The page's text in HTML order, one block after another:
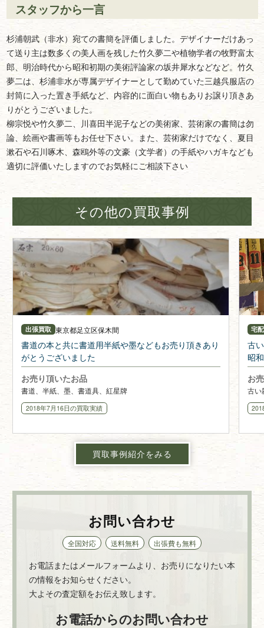
スタッフから一言
杉浦朝武（非水）宛ての書簡を評価しました。デザイナーだけあっ
て送り主は数多くの美人画を残した竹久夢二や植物学者の牧野富太
郎、明治時代から昭和初期の美術評論家の坂井犀水などなど。竹久
夢二は、杉浦非水が専属デザイナーとして勤めていた三越呉服店の
封筒に入った置き手紙など、内容的に面白い物もありお譲り頂きあ
りがとうございました。
柳宗悦や竹久夢二、川喜田半泥子などの美術家、芸術家の書簡は勿
論、絵画や書画等もお任せ下さい。また、芸術家だけでなく、夏目
漱石や石川啄木、森鴎外等の文豪（文学者）の手紙やハガキなども
適切に評価いたしますのでお気軽にご相談下さい
その他の買取事例
出張買取 東京都足立区保木間
書道の本と共に書道用半紙や墨などもお売り頂きあり
がとうございました
お売り頂いたお品
書道、半紙、墨、書道具、紅星牌
2018年7月16日の買取実績
宅
古
昭
お
古い
買取事例紹介をみる
お問い合わせ
全国対応 送料無料 出張費も無料
お電話またはメールフォームより、お売りになりたい本
の情報をお知らせください。
大よその査定額をお伝え致します。
お電話からのお問い合わせ